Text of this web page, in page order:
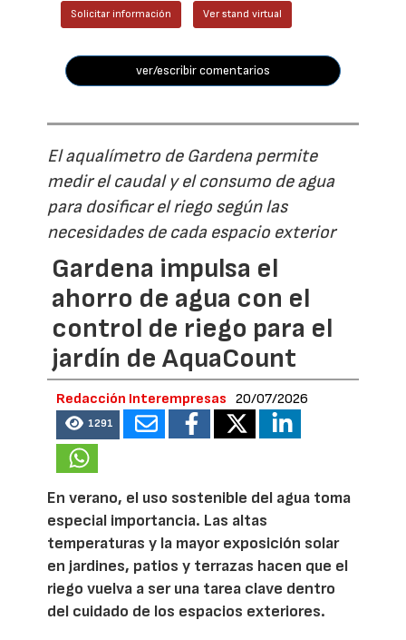
Solicitar información Ver stand virtual
ver/escribir comentarios
El aqualímetro de Gardena permite
medir el caudal y el consumo de agua
para dosificar el riego según las
necesidades de cada espacio exterior
Gardena impulsa el
ahorro de agua con el
control de riego para el
jardín de AquaCount
Redacción Interempresas 20/07/2026
1291
En verano, el uso sostenible del agua toma
especial importancia. Las altas
temperaturas y la mayor exposición solar
en jardines, patios y terrazas hacen que el
riego vuelva a ser una tarea clave dentro
del cuidado de los espacios exteriores.